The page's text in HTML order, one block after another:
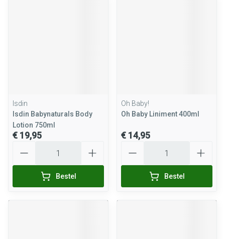
Isdin
Isdin Babynaturals Body
Lotion 750ml
€ 19,95
Bestel
Oh Baby!
Oh Baby Liniment 400ml
€ 14,95
Bestel